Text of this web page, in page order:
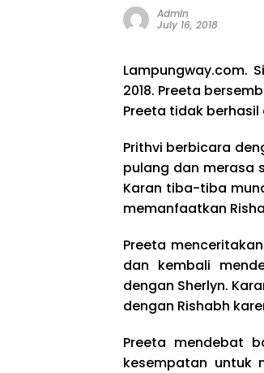
Admin
July 16, 2018
Lampungway.com.
2018. Preeta
Preeta tidak
Prithvi berbicara
pulang dan merasa
Karan tiba-tiba
memanfaatkan
Preeta
dan kembali
dengan Sherlyn.
dengan Rishabh
Preeta mendebat
kesempatan untuk